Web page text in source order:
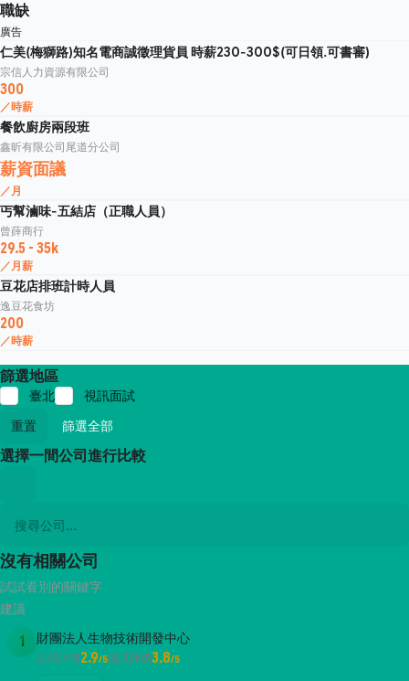
職缺
廣告
仁美(梅獅路)知名電商誠徵理貨員 時薪230-300$(可日領.可書審)
宗信人力資源有限公司
300
／時薪
餐飲廚房兩段班
鑫昕有限公司尾道分公司
薪資面議
／月
丐幫滷味-五結店（正職人員）
曾薛商行
29.5 - 35k
／月薪
豆花店排班計時人員
逸豆花食坊
200
／時薪
篩選地區
臺北
視訊面試
重置
篩選全部
選擇一間公司進行比較
沒有相關公司
試試看別的關鍵字
建議
1 財團法人生物技術開發中心
公司評價2.9/5面試評價3.8/5